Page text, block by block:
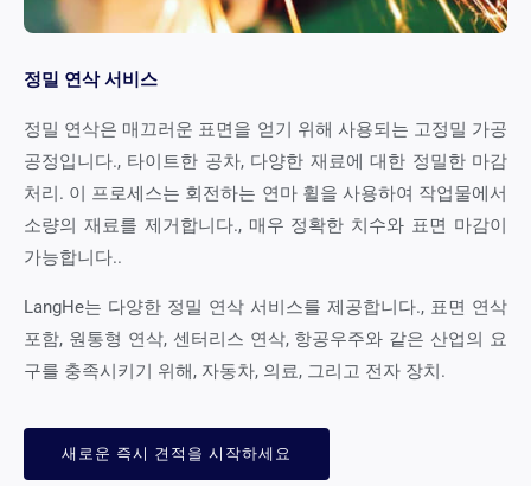
정밀 연삭 서비스
정밀 연삭은 매끄러운 표면을 얻기 위해 사용되는 고정밀 가공
공정입니다., 타이트한 공차, 다양한 재료에 대한 정밀한 마감
처리. 이 프로세스는 회전하는 연마 휠을 사용하여 작업물에서
소량의 재료를 제거합니다., 매우 정확한 치수와 표면 마감이
가능합니다..
LangHe는 다양한 정밀 연삭 서비스를 제공합니다., 표면 연삭
포함, 원통형 연삭, 센터리스 연삭, 항공우주와 같은 산업의 요
구를 충족시키기 위해, 자동차, 의료, 그리고 전자 장치.
새로운 즉시 견적을 시작하세요